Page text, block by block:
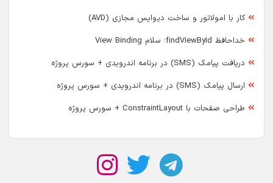
کار با امولاتور و ساخت دیوایس مجازی (AVD)
خداحافظ findViewById؛ سلام View Binding
دریافت پیامک (SMS) در برنامه اندرویدی + سورس پروژه
ارسال پیامک (SMS) در برنامه اندرویدی + سورس پروژه
طراحی صفحات با ConstraintLayout + سورس پروژه